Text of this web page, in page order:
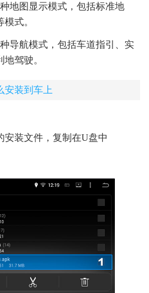
地图显示模式，包括标准地
式。
导航模式，包括车道指引、实
驾驶。
安装到车上
安装文件，复制在U盘中